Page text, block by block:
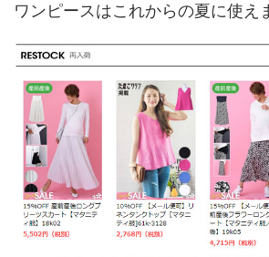
ワンピースはこれからの夏に使